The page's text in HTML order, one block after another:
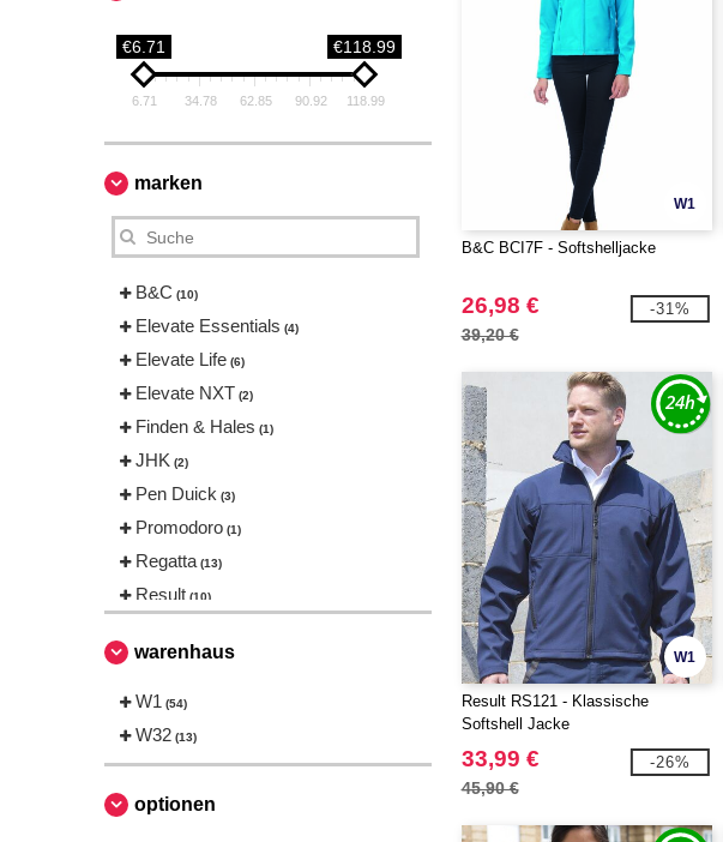
€6.71 €118.99
6.71 34.78 62.85 90.92 118.99
marken
B&C (10)
Elevate Essentials (4)
Elevate Life (6)
Elevate NXT (2)
Finden & Hales (1)
JHK (2)
Pen Duick (3)
Promodoro (1)
Regatta (13)
Result (10)
Russell
Starworld
Tee Jays
VELILLA (1)
warenhaus
W1 (54)
W32 (13)
optionen
W1
B&C BCI7F - Softshelljacke
26,98 €
39,20 €
-31%
W1
Result RS121 - Klassische
Softshell Jacke
33,99 €
45,90 €
-26%